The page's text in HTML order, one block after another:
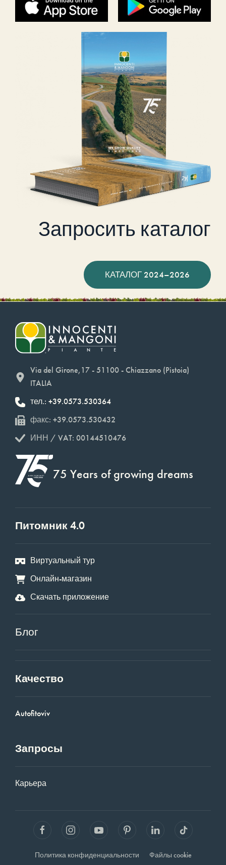
Запросить каталог
КАТАЛОГ 2024–2026
Via del Girone,17 - 51100 - Chiazzano (Pistoia)
ITALIA
тел.: +39.0573.530364
факс: +39.0573.530432
ИНН / VAT: 00144510476
75 Years of growing dreams
Питомник 4.0
Виртуальный тур
Онлайн-магазин
Скачать приложение
Блог
Качество
Autofitoviv
Запросы
Карьера
Политика конфиденциальности Файлы cookie